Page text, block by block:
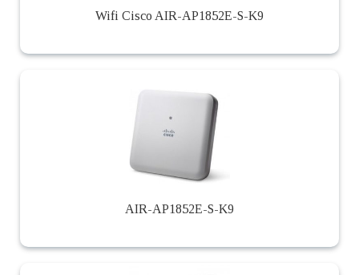
Wifi Cisco AIR-AP1852E-S-K9
AIR-AP1852E-S-K9